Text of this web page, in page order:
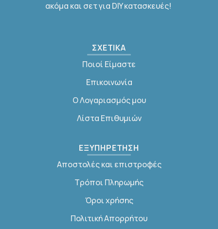
ακόμα και σετ για DIY κατασκευές!
ΣΧΕΤΙΚΑ
Ποιοί Είμαστε
Επικοινωνία
Ο Λογαριασμός μου
Λίστα Επιθυμιών
ΕΞΥΠΗΡΕΤΗΣΗ
Αποστολές και επιστροφές
Τρόποι Πληρωμής
Όροι χρήσης
Πολιτική Απορρήτου